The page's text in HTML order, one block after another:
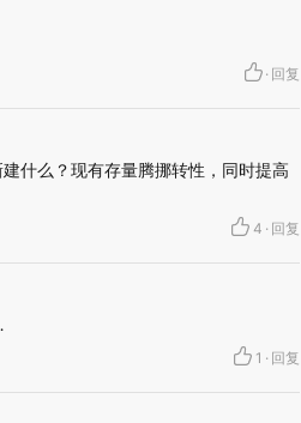
· 回复
什么？现有存量腾挪转性，同时提高
4 · 回复
1 · 回复